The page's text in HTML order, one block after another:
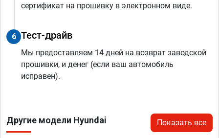
сертификат на прошивку в электронном виде.
6 Тест-драйв
Мы предоставляем 14 дней на возврат заводской
прошивки, и денег (если ваш автомобиль
исправен).
Другие модели Hyundai Показать все